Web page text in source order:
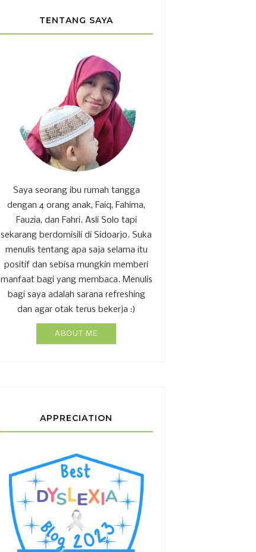
TENTANG SAYA
Saya seorang ibu rumah tangga
dengan 4 orang anak, Faiq, Fahima,
Fauzia, dan Fahri. Asli Solo tapi
sekarang berdomisili di Sidoarjo. Suka
menulis tentang apa saja selama itu
positif dan sebisa mungkin memberi
manfaat bagi yang membaca. Menulis
bagi saya adalah sarana refreshing
dan agar otak terus bekerja :)
ABOUT ME
APPRECIATION